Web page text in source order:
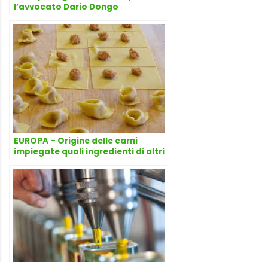
l’avvocato Dario Dongo
EUROPA – Origine delle carni
impiegate quali ingredienti di altri